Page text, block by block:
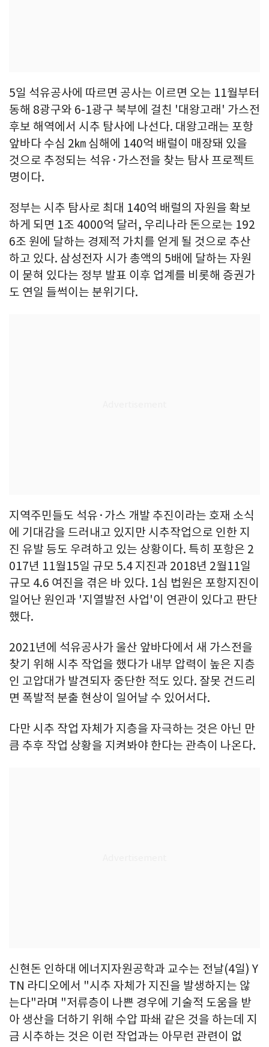
5일 석유공사에 따르면 공사는 이르면 오는 11월부터
동해 8광구와 6-1광구 북부에 걸친 '대왕고래' 가스전
후보 해역에서 시추 탐사에 나선다. 대왕고래는 포항
앞바다 수심 2㎞ 심해에 140억 배럴이 매장돼 있을
것으로 추정되는 석유·가스전을 찾는 탐사 프로젝트
명이다.
정부는 시추 탐사로 최대 140억 배럴의 자원을 확보
하게 되면 1조 4000억 달러, 우리나라 돈으로는 192
6조 원에 달하는 경제적 가치를 얻게 될 것으로 추산
하고 있다. 삼성전자 시가 총액의 5배에 달하는 자원
이 묻혀 있다는 정부 발표 이후 업계를 비롯해 증권가
도 연일 들썩이는 분위기다.
지역주민들도 석유·가스 개발 추진이라는 호재 소식
에 기대감을 드러내고 있지만 시추작업으로 인한 지
진 유발 등도 우려하고 있는 상황이다. 특히 포항은 2
017년 11월15일 규모 5.4 지진과 2018년 2월11일
규모 4.6 여진을 겪은 바 있다. 1심 법원은 포항지진이
일어난 원인과 '지열발전 사업'이 연관이 있다고 판단
했다.
2021년에 석유공사가 울산 앞바다에서 새 가스전을
찾기 위해 시추 작업을 했다가 내부 압력이 높은 지층
인 고압대가 발견되자 중단한 적도 있다. 잘못 건드리
면 폭발적 분출 현상이 일어날 수 있어서다.
다만 시추 작업 자체가 지층을 자극하는 것은 아닌 만
큼 추후 작업 상황을 지켜봐야 한다는 관측이 나온다.
신현돈 인하대 에너지자원공학과 교수는 전날(4일) Y
TN 라디오에서 "시추 자체가 지진을 발생하지는 않
는다"라며 "저류층이 나쁜 경우에 기술적 도움을 받
아 생산을 더하기 위해 수압 파쇄 같은 것을 하는데 지
금 시추하는 것은 이런 작업과는 아무런 관련이 없